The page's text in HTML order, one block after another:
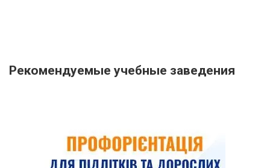
Рекомендуемые учебные заведения